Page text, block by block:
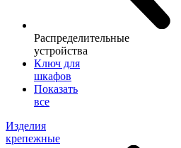
Распределительные
устройства
Ключ для
шкафов
Показать
все
Изделия
крепежные